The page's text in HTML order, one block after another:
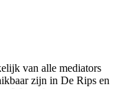
van alle mediators
zijn in De Rips en